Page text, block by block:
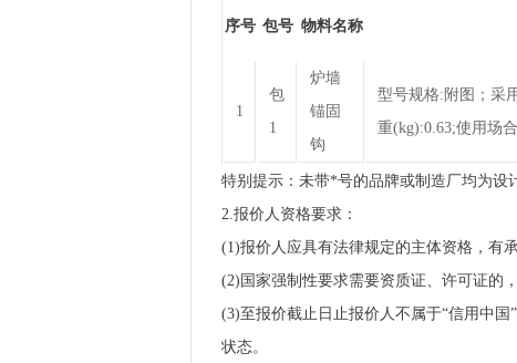
序号 包号 物料名称
1
包
1
炉墙
锚固
钩
型号规格:附图；采
重(kg):0.63;使用场
特别提示：未带*号的品牌或制造厂均为设
2.报价人资格要求：
(1)报价人应具有法律规定的主体资格，有
(2)国家强制性要求需要资质证、许可证的
(3)至报价截止日止报价人不属于“信用中
状态。